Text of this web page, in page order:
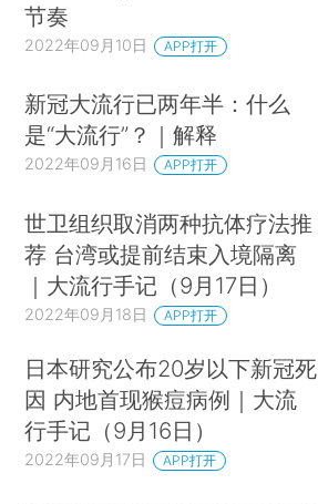
节奏
2022年09月10日 APP打开
新冠大流行已两年半：什么
是“大流行”？｜解释
2022年09月16日 APP打开
世卫组织取消两种抗体疗法推
荐 台湾或提前结束入境隔离
｜大流行手记（9月17日）
2022年09月18日 APP打开
日本研究公布20岁以下新冠死
因 内地首现猴痘病例｜大流
行手记（9月16日）
2022年09月17日 APP打开